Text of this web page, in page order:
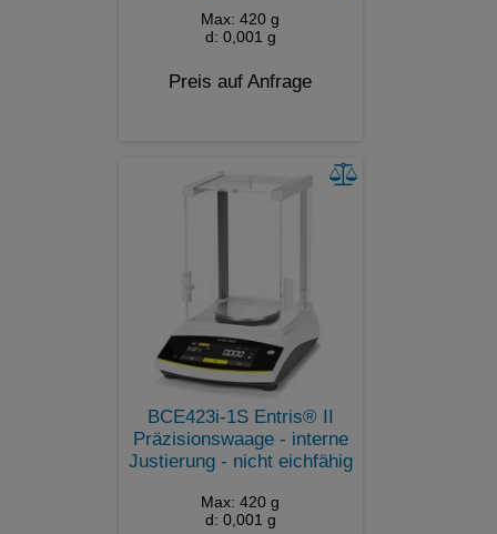
Max: 420 g
d: 0,001 g
Preis auf Anfrage
BCE423i-1S Entris® II
Präzisionswaage - interne
Justierung - nicht eichfähig
Max: 420 g
d: 0,001 g